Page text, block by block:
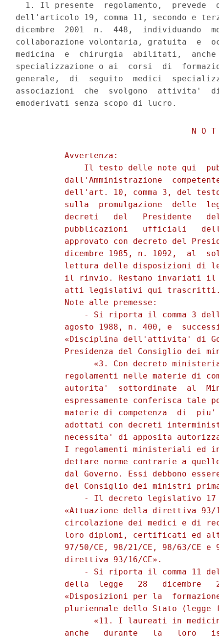
1. Il presente  regolamento,  prevede
dell'articolo 19, comma 11, secondo e
dicembre  2001  n.  448,
collaborazione volontaria, gratuita  e
medicina  e  chirurgia  abilitati,
specializzazione o ai  corsi  di
generale,  di  seguito  medici
associazioni  che  svolgono  attivita'
N O
          Avvertenza:
Il testo delle note qui
dall'Amministrazione
dell'art. 10, comma 3, del
sulla  promulgazione  delle
decreti   del   Presidente
pubblicazioni   ufficiali
approvato con decreto del
dicembre 1985, n. 1092,  al
lettura delle disposizioni di
il rinvio. Restano invariati
atti legislativi qui
          Note alle premesse:
- Si riporta il comma 3
agosto 1988, n. 400, e
«Disciplina dell'attivita' di
Presidenza del Consiglio dei
«3. Con decreto
regolamenti nelle materie di
autorita'  sottordinate  al
espressamente conferisca tale
materie di competenza  di
adottati con decreti
necessita' di apposita
I regolamenti ministeriali ed
dettare norme contrarie a
dal Governo. Essi debbono
del Consiglio dei ministri
- Il decreto legislativo
«Attuazione della direttiva
circolazione dei medici e di
loro diplomi, certificati ed
97/50/CE, 98/21/CE, 98/63/CE e
          direttiva 93/16/CE».
- Si riporta il comma 11
della  legge   28   dicembre
«Disposizioni per la
pluriennale dello Stato (legge
«11. I laureati in
anche   durante   la   loro